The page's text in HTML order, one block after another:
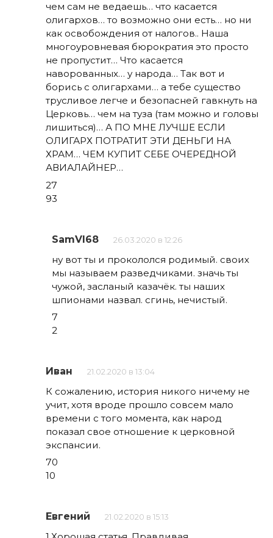
чем сам не ведаешь… что касается
олигархов… то возможно они есть… но ни
как освобождения от налогов.. Наша
многоуровневая бюрократия это просто
не пропустит… Что касается
наворованных… у народа… Так вот и
борись с олигархами… а тебе существо
трусливое легче и безопасней гавкнуть на
Церковь… чем на туза (там можно и головы
лишиться)… А ПО МНЕ ЛУЧШЕ ЕСЛИ
ОЛИГАРХ ПОТРАТИТ ЭТИ ДЕНЬГИ НА
ХРАМ… ЧЕМ КУПИТ СЕБЕ ОЧЕРЕДНОЙ
АВИАЛАЙНЕР…
27
93
SamVI68 26.03.2020 в 12:26
ну вот ты и прокололся родимый. своих
мы называем разведчиками. значь ты
чужой, засланый казачёк. ты наших
шпионами назвал. сгинь, нечистый.
7
2
Иван 21.02.2020 в 13:04
К сожалению, история никого ничему не
учит, хотя вроде прошло совсем мало
времени с того момента, как народ
показал свое отношение к церковной
экспансии.
70
10
Евгений 21.02.2020 в 15:13